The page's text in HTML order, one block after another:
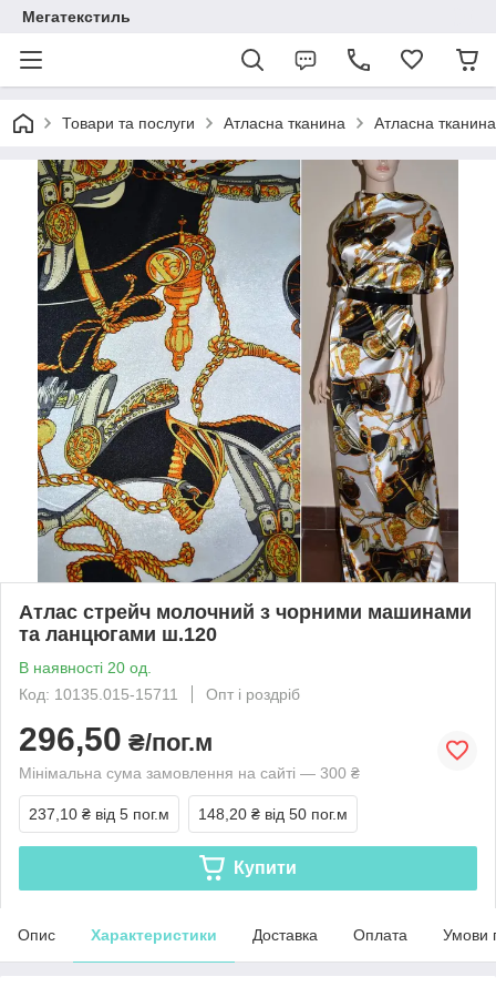
Мегатекстиль
Товари та послуги Атласна тканина Атласна
Атлас стрейч молочний з чорними машинами
та ланцюгами ш.120
В наявності 20 од.
Код: 10135.015-15711
Опт і роздріб
296,50 ₴/пог.м
Мінімальна сума замовлення на сайті — 300 ₴
237,10 ₴ від 5 пог.м 148,20 ₴ від 50 пог.м
Купити
Опис Характеристики Доставка Оплата Умови